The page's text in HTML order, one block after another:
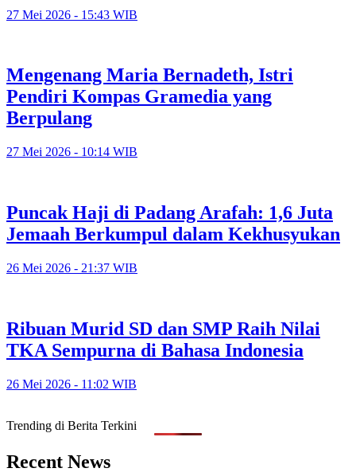
27 Mei 2026 - 15:43 WIB
Mengenang Maria Bernadeth, Istri
Pendiri Kompas Gramedia yang
Berpulang
27 Mei 2026 - 10:14 WIB
Puncak Haji di Padang Arafah: 1,6 Juta
Jemaah Berkumpul dalam Kekhusyukan
26 Mei 2026 - 21:37 WIB
Ribuan Murid SD dan SMP Raih Nilai
TKA Sempurna di Bahasa Indonesia
26 Mei 2026 - 11:02 WIB
Trending di Berita Terkini
Recent News